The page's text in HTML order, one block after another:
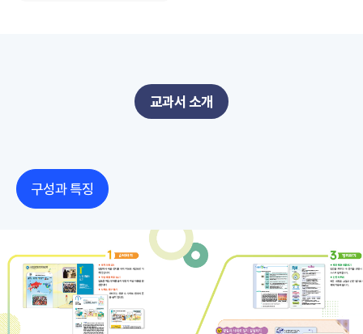
교과서 소개
구성과 특징